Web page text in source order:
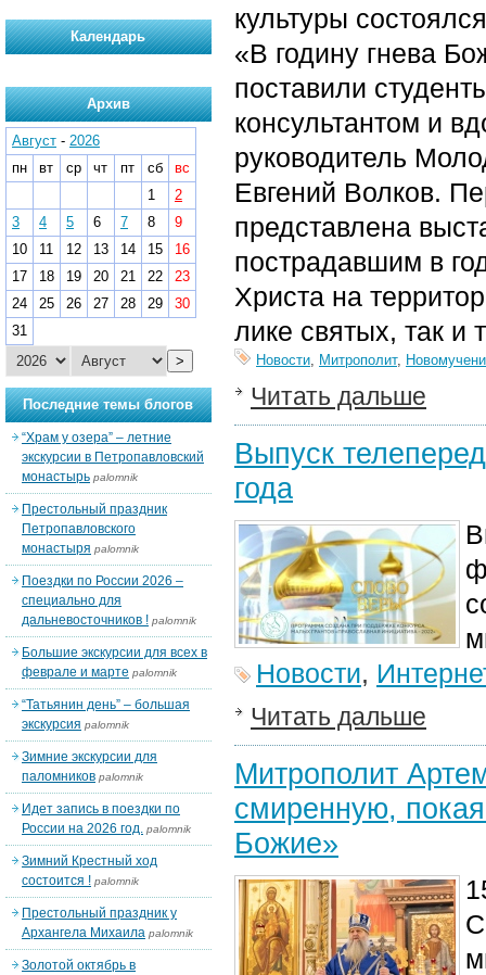
культуры
«В годину гнева
поставили
консультантом и
руководитель
Евгений Волков.
представлена
пострадавшим в
Христа на
лике святых, так и
Новости, Митрополит,
Читать дальше
Выпуск
года
Новости,
Читать дальше
Митрополит
смиренную,
Божие»
Календарь
Архив
Август - 2026
пн
вт ср чт пт сб
вс
1
2
3
4 5 6 7 8
9
10
11 12 13 14 15
16
17
18 19 20 21 22
23
24
25 26 27 28 29
30
31
>
Последние темы блогов
“Храм у озера” – летние
экскурсии в Петропавловский
монастырь palomnik
Престольный праздник
Петропавловского
монастыря palomnik
Поездки по России 2026 –
специально для
дальневосточников ! palomnik
Большие экскурсии для всех в
феврале и марте palomnik
“Татьянин день” – большая
экскурсия palomnik
Зимние экскурсии для
паломников palomnik
Идет запись в поездки по
России на 2026 год. palomnik
Зимний Крестный ход
состоится ! palomnik
Престольный праздник у
Архангела Михаила palomnik
Золотой октябрь в